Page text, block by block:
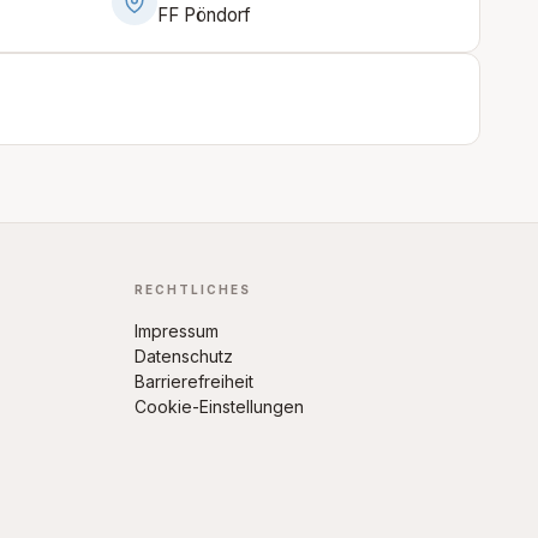
FF Pöndorf
RECHTLICHES
Impressum
Datenschutz
Barrierefreiheit
Cookie-Einstellungen